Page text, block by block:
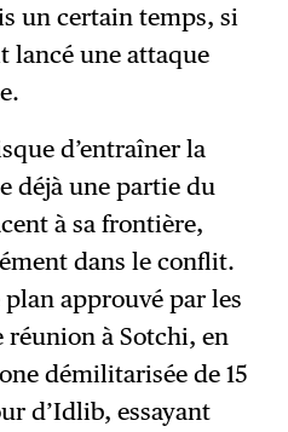
un certain temps, si
lancé une attaque
d’entraîner la
déjà une partie du
à sa frontière,
dans le conflit.
approuvé par les
réunion à Sotchi, en
démilitarisée de 15
d’Idlib, essayant